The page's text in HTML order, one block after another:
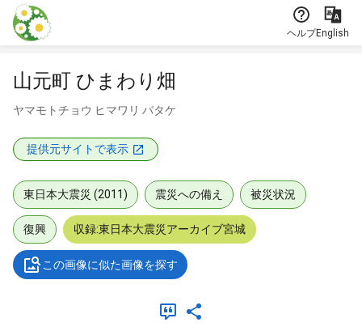
本文に飛ぶ
ヘルプEnglish
山元町 ひまわり畑
ヤマモトチョウ ヒマワリ バタケ
提供元サイトで表示
東日本大震災 (2011) 震災への備え 被災状況
復興 収録:東日本大震災アーカイブ宮城
この画像に似た画像を探す